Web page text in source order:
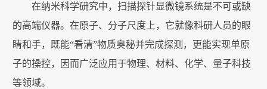
在纳米科学研究中，扫描探针显微镜系统是不可或缺
的高端仪器。在原子、分子尺度上，它就像科研人员的眼
睛和手，既能“看清”物质奥秘并完成探测，更能实现单原
子的操控，因而广泛应用于物理、材料、化学、量子科技
等领域。